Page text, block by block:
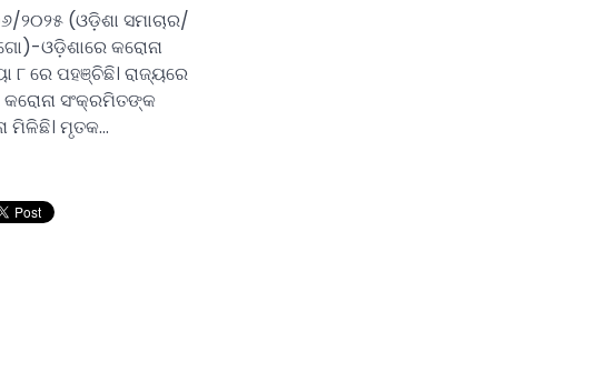
(ଓଡ଼ିଶା ସମାଚାର/
ଓଡ଼ିଶାରେ କରୋନା
୮ ରେ ପହଞ୍ଚିଛି। ରାଜ୍ୟରେ
ସଂକ୍ରମିତଙ୍କ
ମିଳିଛି। ମୃତକ…